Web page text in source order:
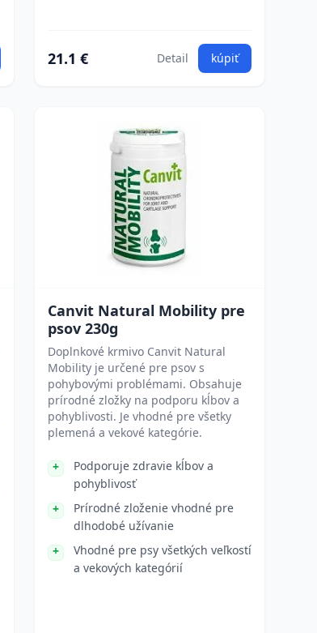
21.1 € Detail kúpiť
Canvit Natural Mobility pre
psov 230g
Doplnkové krmivo Canvit Natural
Mobility je určené pre psov s
pohybovými problémami. Obsahuje
prírodné zložky na podporu kĺbov a
pohyblivosti. Je vhodné pre všetky
plemená a vekové kategórie.
Podporuje zdravie kĺbov a
pohyblivosť
Prírodné zloženie vhodné pre
dlhodobé užívanie
Vhodné pre psy všetkých veľkostí
a vekových kategórií